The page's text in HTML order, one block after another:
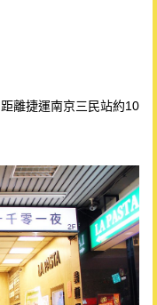
離捷運南京三民站約10